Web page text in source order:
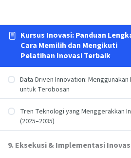
Kursus Inovasi: Panduan
Cara Memilih dan Mengikuti
Pelatihan Inovasi Terbaik
Data-Driven Innovation: Menggunakan
untuk Terobosan
Tren Teknologi yang Menggerakkan
(2025–2035)
9. Eksekusi & Implementasi